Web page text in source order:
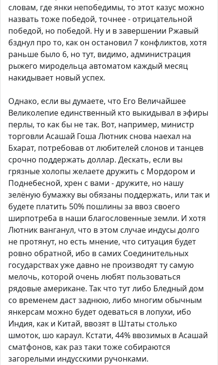
словам, где янки непобедимы, то этот казус можно
назвать тоже победой, точнее - отрицательной
победой, но победой. Ну и в завершении Ржавый
бзднул про то, как он остановил 7 конфликтов, хотя
раньше было 6, но тут, видимо, администрация
рыжего миродельца автоматом каждый месяц
накидывает новый успех.
Однако, если вы думаете, что Его Величайшее
Великолепие единственный кто выкидывал в эфиры
перлы, то как бы не так. Вот, например, министр
торговли Асашай Гоша Лютник снова наехал на
Бхарат, потребовав от любителей слонов и танцев
срочно поддержать доллар. Дескать, если вы
грязные холопы желаете дружить с Мордором и
Поднебесной, хрен с вами - дружите, но нашу
зелёную бумажку вы обязаны поддержать, или так и
будете платить 50% пошлины за ввоз своего
ширпотреба в наши благословенные земли. И хотя
Лютник ванганул, что в этом случае индусы долго
не протянут, но есть мнение, что ситуация будет
ровно обратной, ибо в самих Соединительных
государствах уже давно не производят ту самую
мелочь, которой очень любят пользоваться
рядовые американе. Так что тут либо Бледный дом
со временем даст заднюю, либо многим обычным
янкерсам можно будет одеваться в лопухи, ибо
Индия, как и Китай, ввозят в Штаты столько
шмоток, шо караул. Кстати, 44% ввозимых в Асашай
сматфонов, как раз таки тоже собираются
загорелыми индусскими ручонками.